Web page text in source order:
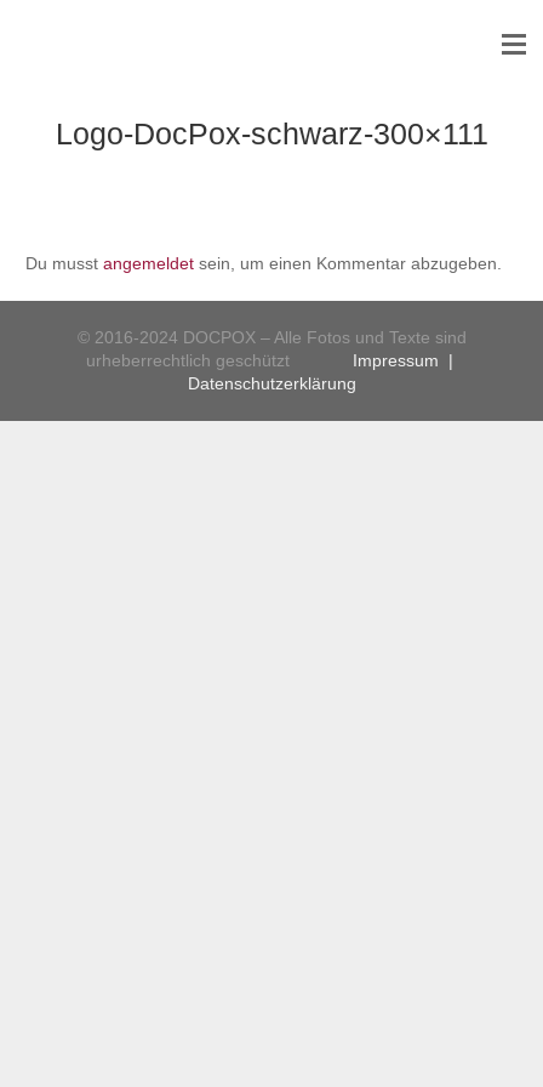
Logo-DocPox-schwarz-300×111
Du musst angemeldet sein, um einen Kommentar abzugeben.
© 2016-2024 DOCPOX – Alle Fotos und Texte sind
urheberrechtlich geschützt
Impressum |
Datenschutzerklärung